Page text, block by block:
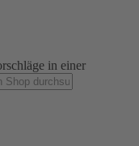
in einer